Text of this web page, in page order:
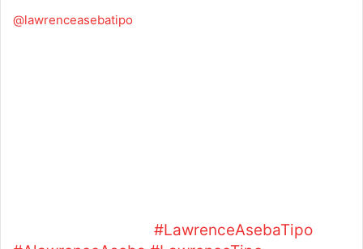
@lawrenceasebatipo
#LawrenceAsebaTipo